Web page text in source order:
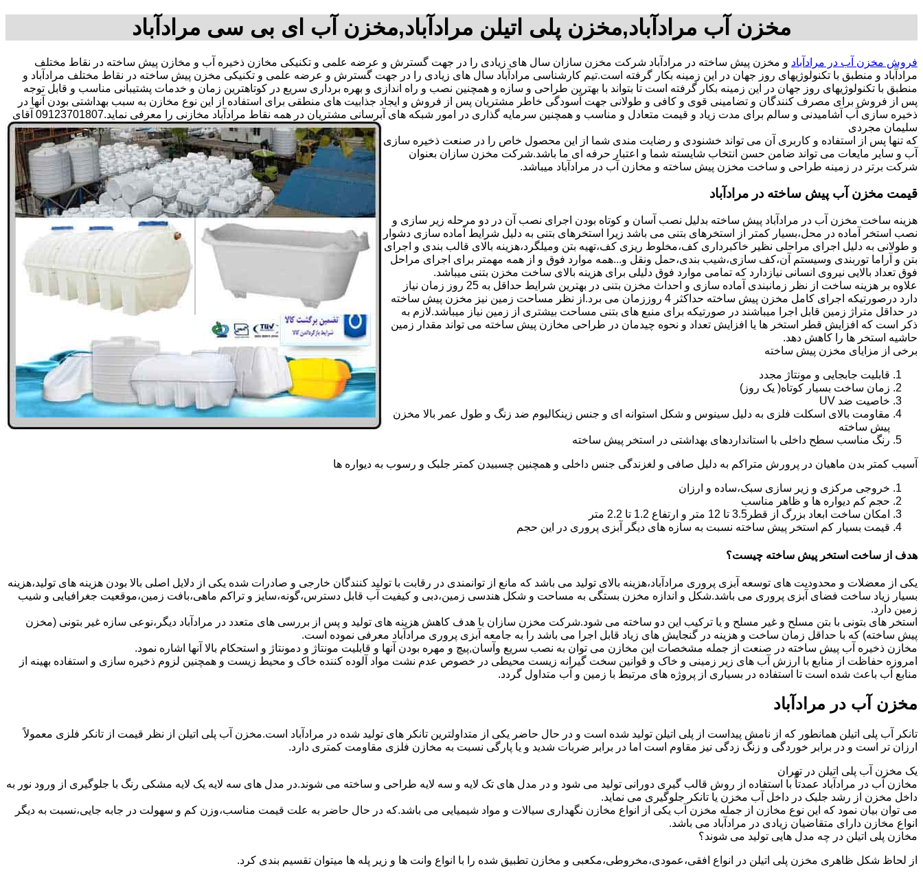
مخزن آب مرادآباد,مخزن پلی اتیلن مرادآباد,مخزن آب ای بی سی مرادآباد
فروش مخزن آب در مرادآباد و مخزن پیش ساخته در مرادآباد شرکت مخزن سازان سال های زیادی را در جهت گسترش و عرضه علمی و تکنیکی مخازن ذخیره آب و مخازن پیش ساخته در نقاط مختلف
مرادآباد و منطبق با تکنولوژیهای روز جهان در این زمینه بکار گرفته است.تیم کارشناسی مرادآباد سال های زیادی را در جهت گسترش و عرضه علمی و تکنیکی مخزن پیش ساخته در نقاط مختلف مرادآباد و
منطبق با تکنولوژیهای روز جهان در این زمینه بکار گرفته است تا بتواند با بهترین طراحی و سازه و همچنین نصب و راه اندازی و بهره برداری سریع در کوتاهترین زمان و خدمات پشتیبانی مناسب و قابل توجه
پس از فروش برای مصرف کنندگان و تضامینی قوی و کافی و طولانی جهت آسودگی خاطر مشتریان پس از فروش و ایجاد جذابیت های منطقی برای استفاده از این نوع مخازن به سبب بهداشتی بودن آنها در
ذخیره سازی آب آشامیدنی و سالم برای مدت زیاد و قیمت متعادل و مناسب و همچنین سرمایه گذاری در امور شبکه های آبرسانی مشتریان در همه نقاط مرادآباد مخازنی را معرفی نماید.09123701807 آقای
سلیمان مجردی
که تنها پس از استفاده و کاربری آن می تواند خشنودی و رضایت مندی شما از این محصول خاص را در صنعت ذخیره سازی
آب و سایر مایعات می تواند ضامن حسن انتخاب شایسته شما و اعتبار حرفه ای ما باشد.شرکت مخزن سازان بعنوان
شرکت برتر در زمینه طراحی و ساخت مخزن پیش ساخته و مخازن آب در مرادآباد میباشد.
قیمت مخزن آب پیش ساخته در مرادآباد
هزینه ساخت مخزن آب در مرادآباد پیش ساخته بدلیل نصب آسان و کوتاه بودن اجرای نصب آن در دو مرحله زیر سازی و
نصب استخر آماده در محل،بسیار کمتر از استخرهای بتنی می باشد زیرا استخرهای بتنی به دلیل شرایط آماده سازی دشوار
و طولانی به دلیل اجرای مراحلی نظیر خاکبرداری کف،مخلوط ریزی کف،تهیه بتن ومیلگرد،هزینه بالای قالب بندی و اجرای
بتن و آراما توربندی وسیستم آن،کف سازی،شیب بندی،حمل ونقل و...همه موارد فوق و از همه مهمتر برای اجرای مراحل
فوق تعداد بالایی نیروی انسانی نیازدارد که تمامی موارد فوق دلیلی برای هزینه بالای ساخت مخزن بتنی میباشد.
علاوه بر هزینه ساخت از نظر زمانبندی آماده سازی و احداث مخزن بتنی در بهترین شرایط حداقل به 25 روز زمان نیاز
دارد درصورتیکه اجرای کامل مخزن پیش ساخته حداکثر 4 روززمان می برد.از نظر مساحت زمین نیز مخزن پیش ساخته
در حداقل متراژ زمین قابل اجرا میباشند در صورتیکه برای منبع های بتنی مساحت بیشتری از زمین نیاز میباشد.لازم به
ذکر است که افزایش قطر استخر ها یا افزایش تعداد و نحوه چیدمان در طراحی مخازن پیش ساخته می تواند مقدار زمین
حاشیه استخر ها را کاهش دهد.
برخی از مزایای مخزن پیش ساخته
قابلیت جابجایی و مونتاژ مجدد
زمان ساخت بسیار کوتاه( یک روز)
خاصیت ضد UV
مقاومت بالای اسکلت فلزی به دلیل سینوس و شکل استوانه ای و جنس زینکالیوم ضد زنگ و طول عمر بالا مخزن
پیش ساخته
رنگ مناسب سطح داخلی با استانداردهای بهداشتی در استخر پیش ساخته
آسیب کمتر بدن ماهیان در پرورش متراکم به دلیل صافی و لغزندگی جنس داخلی و همچنین چسبیدن کمتر جلبک و رسوب به دیواره ها
خروجی مرکزی و زیر سازی سبک،ساده و ارزان
حجم کم دیواره ها و ظاهر مناسب
امکان ساخت ابعاد بزرگ از قطر3.5 تا 12 متر و ارتفاع 1.2 تا 2.2 متر
قیمت بسیار کم استخر پیش ساخته نسبت به سازه های دیگر آبزی پروری در این حجم
هدف از ساخت استخر پیش ساخته چیست؟
یکی از معضلات و محدودیت های توسعه آبزی پروری مرادآباد،هزینه بالای تولید می باشد که مانع از توانمندی در رقابت با تولید کنندگان خارجی و صادرات شده یکی از دلایل اصلی بالا بودن هزینه های تولید،هزینه
بسیار زیاد ساخت فضای آبزی پروری می باشد.شکل و اندازه مخزن بستگی به مساحت و شکل هندسی زمین،دبی و کیفیت آب قابل دسترس،گونه،سایز و تراکم ماهی،بافت زمین،موقعیت جغرافیایی و شیب
زمین دارد.
استخر های بتونی با بتن مسلح و غیر مسلح و یا ترکیب این دو ساخته می شود.شرکت مخزن سازان با هدف کاهش هزینه های تولید و پس از بررسی های متعدد در مرادآباد دیگر،نوعی سازه غیر بتونی (مخزن
پیش ساخته) که با حداقل زمان ساخت و هزینه در گنجایش های زیاد قابل اجرا می باشد را به جامعه آبزی پروری مرادآباد معرفی نموده است.
مخازن ذخیره آب پیش ساخته در صنعت از جمله مشخصات این مخازن می توان به نصب سریع وآسان,پیچ و مهره بودن آنها و قابلیت مونتاژ و دمونتاژ و استحکام بالا آنها اشاره نمود.
امروزه حفاظت از منابع با ارزش آب های زیر زمینی و خاک و قوانین سخت گیرانه زیست محیطی در خصوص عدم نشت مواد آلوده کننده خاک و محیط زیست و همچنین لزوم ذخیره سازی و استفاده بهینه از
منابع آب باعث شده است تا استفاده در بسیاری از پروژه های مرتبط با زمین و آب متداول گردد.
مخزن آب در مرادآباد
تانکر آب پلی اتیلن همانطور که از نامش پیداست از پلی اتیلن تولید شده است و در حال حاضر یکی از متداولترین تانکر های تولید شده در مرادآباد است.مخزن آب پلی اتیلن از نظر قیمت از تانکر فلزی معمولاً
ارزان تر است و در برابر خوردگی و زنگ زدگی نیز مقاوم است اما در برابر ضربات شدید و یا پارگی نسبت به مخازن فلزی مقاومت کمتری دارد.
یک مخزن آب پلی اتیلن در تهران
مخازن آب در مرادآباد عمدتاً با استفاده از روش قالب گیری دورانی تولید می شود و در مدل های تک لایه و سه لایه طراحی و ساخته می شوند.در مدل های سه لایه یک لایه مشکی رنگ با جلوگیری از ورود نور به
داخل مخزن از رشد جلبک در داخل آب مخزن یا تانکر جلوگیری می نماید.
می توان بیان نمود که این نوع مخازن از جمله مخزن آب یکی از انواع مخازن نگهداری سیالات و مواد شیمیایی می باشد.که در حال حاضر به علت قیمت مناسب،وزن کم و سهولت در جابه جایی،نسبت به دیگر
انواع مخازن دارای متقاضیان زیادی در مرادآباد می باشد.
مخازن پلی اتیلن در چه مدل هایی تولید می شوند؟
از لحاظ شکل ظاهری مخزن پلی اتیلن در انواع افقی،عمودی،مخروطی،مکعبی و مخازن تطبیق شده را با انواع وانت ها و زیر پله ها میتوان تقسیم بندی کرد.